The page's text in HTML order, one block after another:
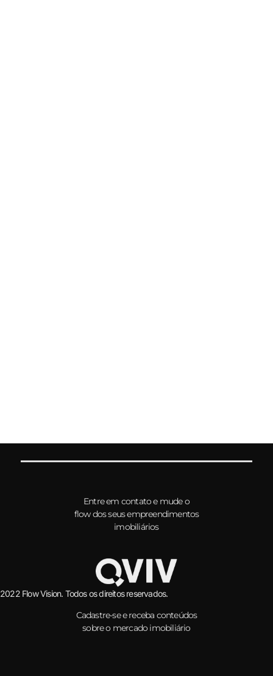
Entre em contato e mude o
flow dos seus empreendimentos
imobiliários
2022 Flow Vision. Todos os direitos reservados.
Cadastre-se e receba conteúdos
sobre o mercado imobiliário